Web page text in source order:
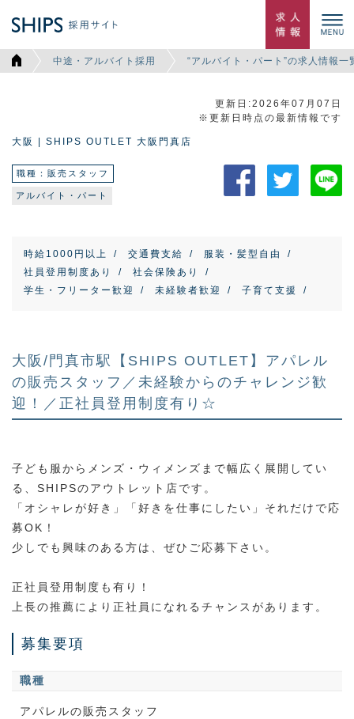
中途・アルバイト採用 “アルバイト・パート”の求人情報一
更新日:2026年07月07日
※更新日時点の最新情報です
大阪 | SHIPS OUTLET 大阪門真店
職種：販売スタッフ
アルバイト・パート
時給1000円以上 交通費支給
服装・髪型自由
社員登用制度あり
社会保険あり
学生・フリーター歓迎
未経験者歓迎 子育て支援
大阪/門真市駅【SHIPS OUTLET】アパレル
の販売スタッフ／未経験からのチャレンジ歓
迎！／正社員登用制度有り☆
子ども服からメンズ・ウィメンズまで幅広く展開してい
る、SHIPSのアウトレット店です。
「オシャレが好き」「好きを仕事にしたい」それだけで応
募OK！
少しでも興味のある方は、ぜひご応募下さい。
正社員登用制度も有り！
上長の推薦により正社員になれるチャンスがあります。
募集要項
職種
アパレルの販売スタッフ